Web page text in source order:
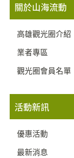
關於山海流動
高雄觀光圈介紹
業者專區
觀光圈會員名單
活動新訊
優惠活動
最新消息